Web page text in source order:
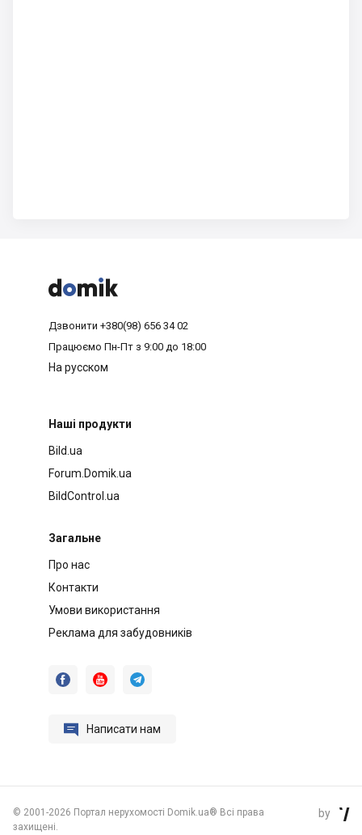



Дзвонити +380(98) 656 34 02
Працюємо Пн-Пт з 9:00 до 18:00
На русском
Наші продукти
Bild.ua
Forum.Domik.ua
BildControl.ua
Загальне
Про нас
Контакти
Умови використання
Реклама для забудовників
  
 Написати нам
© 2001-2026 Портал нерухомості Domik.ua® Всі права
захищені.
by 